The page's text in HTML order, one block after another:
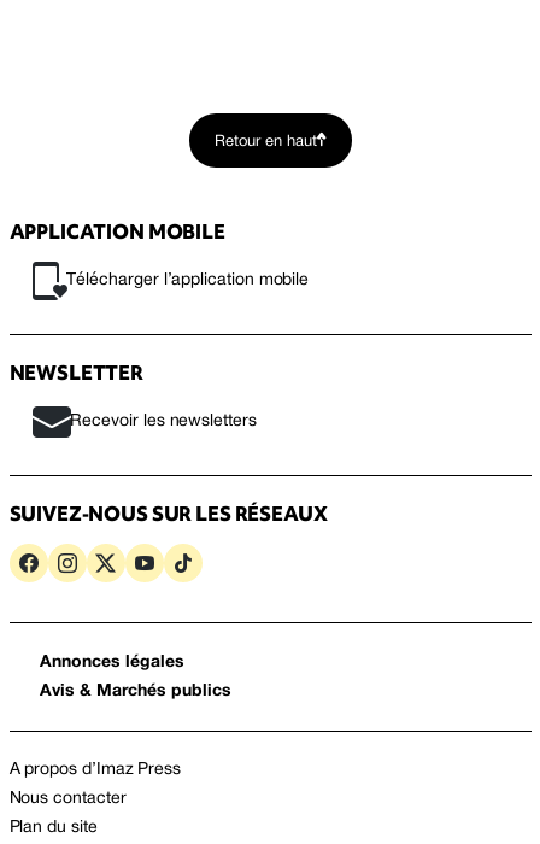
Retour en haut
APPLICATION MOBILE
Télécharger l’application mobile
NEWSLETTER
Recevoir les newsletters
SUIVEZ-NOUS SUR LES RÉSEAUX
Annonces légales
Avis & Marchés publics
A propos d’Imaz Press
Nous contacter
Plan du site